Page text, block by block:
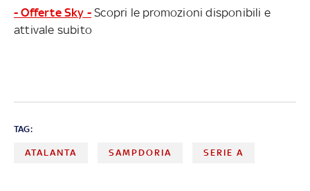
- Offerte Sky - Scopri le promozioni disponibili e
attivale subito
TAG:
ATALANTA SAMPDORIA SERIE A